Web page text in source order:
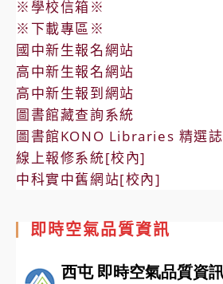
※學校信箱※
※下載專區※
國中新生報名網站
高中新生報名網站
高中新生報到網站
圖書館藏查詢系統
圖書館KONO Libraries 精選誌
線上報修系統[校內]
中科實中舊網站[校內]
即時空氣品質資訊